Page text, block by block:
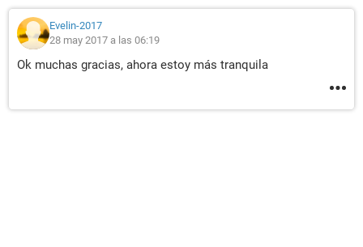
Evelin-2017
28 may 2017 a las 06:19
Ok muchas gracias, ahora estoy más tranquila